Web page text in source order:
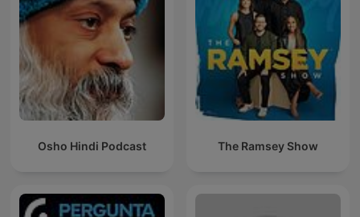
Osho Hindi Podcast The Ramsey Show